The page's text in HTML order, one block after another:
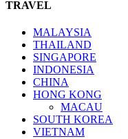
TRAVEL
MALAYSIA
THAILAND
SINGAPORE
INDONESIA
CHINA
HONG KONG
MACAU
SOUTH KOREA
VIETNAM